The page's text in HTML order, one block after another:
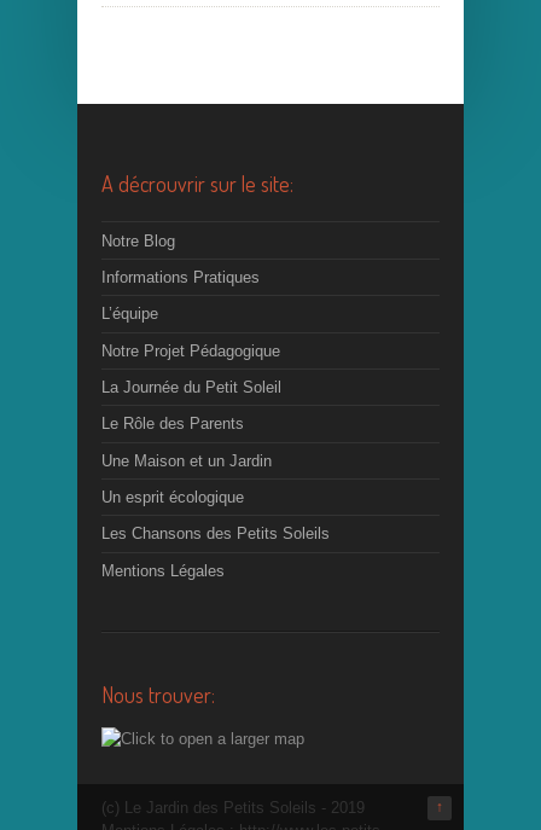
A décrouvrir sur le site:
Notre Blog
Informations Pratiques
L’équipe
Notre Projet Pédagogique
La Journée du Petit Soleil
Le Rôle des Parents
Une Maison et un Jardin
Un esprit écologique
Les Chansons des Petits Soleils
Mentions Légales
Nous trouver:
↑
(c) Le Jardin des Petits Soleils - 2019